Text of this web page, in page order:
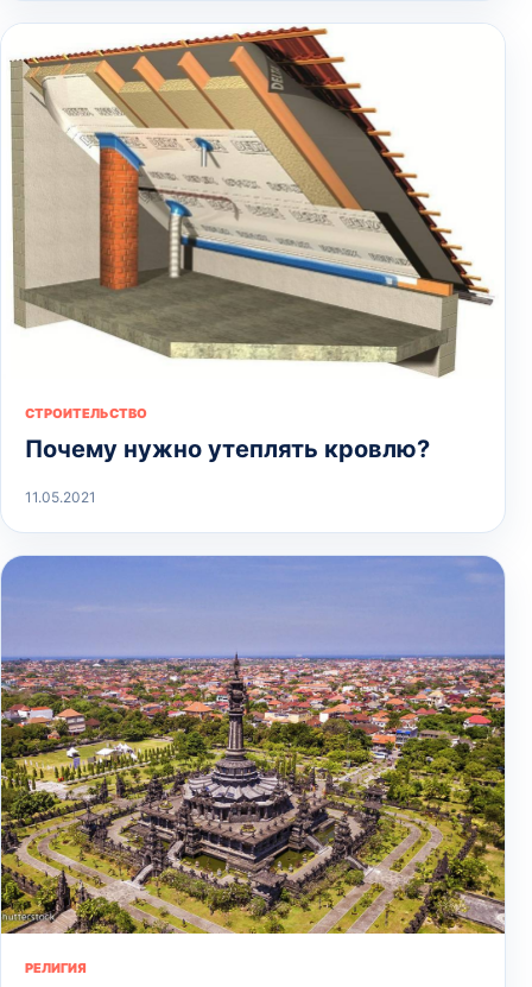
СТРОИТЕЛЬСТВО
Почему нужно утеплять кровлю?
11.05.2021
РЕЛИГИЯ